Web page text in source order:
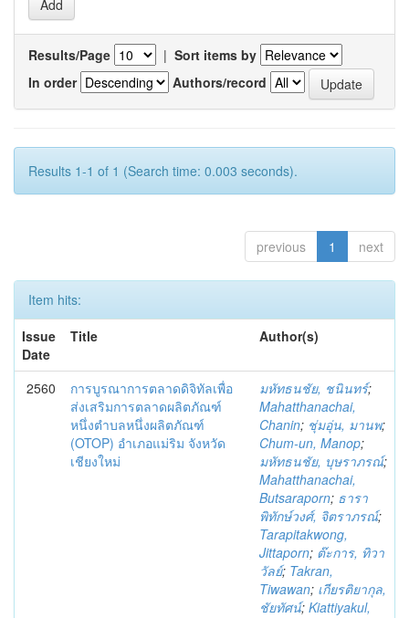
Results/Page | Sort items by
In order
Authors/record
Results 1-1 of 1 (Search time: 0.003 seconds).
previous 1 next
Item hits:
Issue
Date
Title Author(s)
2560
การบูรณาการตลาดดิจิทัลเพื่อ
ส่งเสริมการตลาดผลิตภัณฑ์
หนึ่งตำบลหนึ่งผลิตภัณฑ์
(OTOP) อำเภอแม่ริม จังหวัด
เชียงใหม่
มหัทธนชัย, ชนินทร์;
Mahatthanachai,
Chanin; ชุ่มอุ่น, มานพ;
Chum-un, Manop;
มหัทธนชัย, บุษราภรณ์;
Mahatthanachai,
Butsaraporn; ธารา
พิทักษ์วงศ์, จิตราภรณ์;
Tarapitakwong,
Jittaporn; ต๊ะการ, ทิวา
วัลย์; Takran,
Tiwawan; เกียรติยากุล,
ชัยทัศน์; Kiattiyakul,